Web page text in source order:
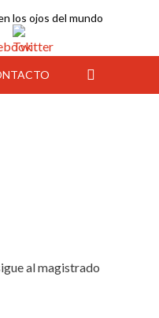
los ojos del mundo
al magistrado